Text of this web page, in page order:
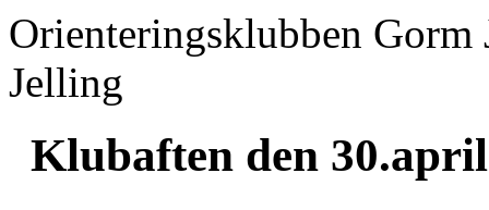
Orienteringsklubben
Jelling
Klubaften den